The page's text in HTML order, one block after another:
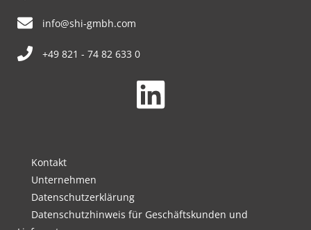
info@shi-gmbh.com
+49 821 - 74 82 633 0
Kontakt
Unternehmen
Datenschutzerklärung
Datenschutzhinweis für Geschäftskunden und